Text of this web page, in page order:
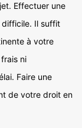
Effectuer une
difficile. Il suffit
à votre
ni
Faire une
de votre droit en